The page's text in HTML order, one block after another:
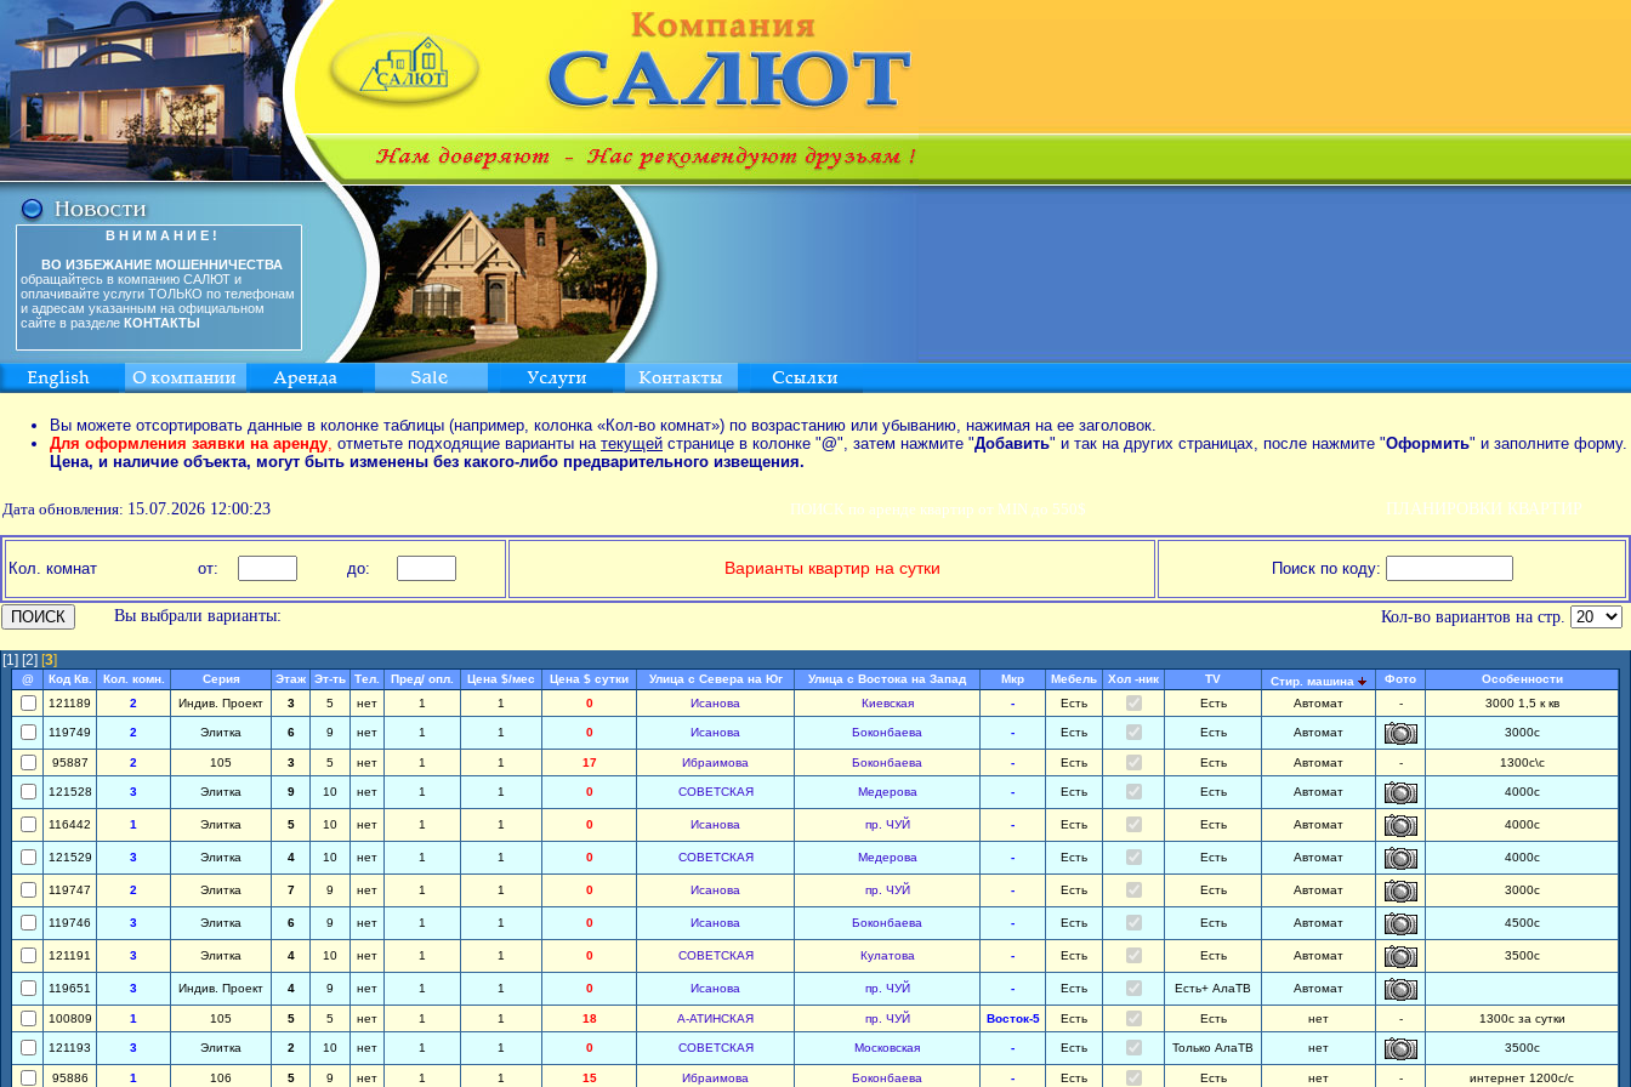
В Н И М А Н И Е !
ВО ИЗБЕЖАНИЕ МОШЕННИЧЕСТВА
обращайтесь в компанию САЛЮТ и
оплачивайте услуги ТОЛЬКО по телефонам
и адресам указанным на официальном
сайте в разделе КОНТАКТЫ
Вы можете отсортировать данные в колонке таблицы (например, колонка «Кол-во комнат») по возрастанию или убыванию, нажимая на ее заголовок.
Для оформления заявки на аренду, отметьте подходящие варианты на текущей странице в колонке "@", затем нажмите "Добавить" и так на других страницах, после нажмите "Оформить" и заполните форму.
Цена, и наличие объекта, могут быть изменены без какого-либо предварительного извещения.
Дата обновления: 15.07.2026 12:00:23 ПОИСК по аренде квартир от MIN до 550$ ПЛАНИРОВКИ КВАРТИР
Кол. комнат от: до: Варианты квартир на сутки Поиск по коду:
Вы выбрали варианты: Кол-во вариантов на стр.
[1] [2] [3]
@ Код Кв. Кол. комн. Серия Этаж Эт-ть Тел. Пред/ опл. Цена $/мес Цена $ сутки Улица с Севера на Юг Улица с Востока на Запад Мкр Мебель Хол -ник TV Стир. машина Фото
Особенности
121189
2 Индив. Проект 3 5 нет 1 1 0 Исанова Киевская - Есть Есть Автомат - 3000 1,5 к кв
119749 2 Элитка 6 9 нет 1 1 0 Исанова Боконбаева - Есть Есть Автомат 3000с
95887 2 105 3 5 нет 1 1 17 Ибраимова Боконбаева - Есть Есть Автомат - 1300с\с
121528 3 Элитка 9 10 нет 1 1 0 СОВЕТСКАЯ Медерова - Есть Есть Автомат 4000с
116442 1 Элитка 5 10 нет 1 1 0 Исанова пр. ЧУЙ - Есть Есть Автомат 4000с
121529 3 Элитка 4 10 нет 1 1 0 СОВЕТСКАЯ Медерова - Есть Есть Автомат 4000с
119747 2 Элитка 7 9 нет 1 1 0 Исанова пр. ЧУЙ - Есть Есть Автомат 3000с
119746 3 Элитка 6 9 нет 1 1 0 Исанова Боконбаева - Есть Есть Автомат 4500с
121191 3 Элитка 4 10 нет 1 1 0 СОВЕТСКАЯ Кулатова - Есть Есть Автомат 3500с
119651 3 Индив. Проект 4 9 нет 1 1 0 Исанова пр. ЧУЙ - Есть Есть+ АлаТВ Автомат
100809 1 105 5 5 нет 1 1 18 А-АТИНСКАЯ пр. ЧУЙ Восток-5 Есть Есть нет - 1300с за сутки
121193 3 Элитка 2 10 нет 1 1 0 СОВЕТСКАЯ Московская - Есть Только АлаТВ нет 3500с
95886 1 106 5 9 нет 1 1 15 Ибраимова Боконбаева - Есть Есть нет - интернет 1200с/с